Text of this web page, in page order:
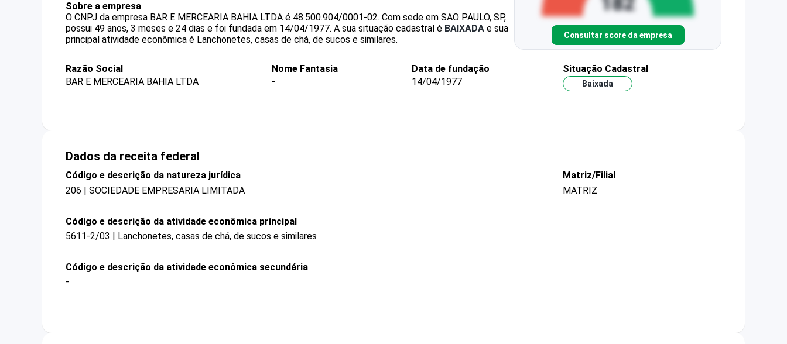
Sobre a empresa
O CNPJ da empresa BAR E MERCEARIA BAHIA LTDA é 48.500.904/0001-02. Com sede em SAO PAULO, SP,
possui 49 anos, 3 meses e 24 dias e foi fundada em 14/04/1977. A sua situação cadastral é BAIXADA e sua
principal atividade econômica é Lanchonetes, casas de chá, de sucos e similares.
Consultar score da empresa
Razão Social
BAR E MERCEARIA BAHIA LTDA
Nome Fantasia
-
Data de fundação
14/04/1977
Situação Cadastral
Baixada
Dados da receita federal
Código e descrição da natureza jurídica
206 | SOCIEDADE EMPRESARIA LIMITADA
Matriz/Filial
MATRIZ
Código e descrição da atividade econômica principal
5611-2/03 | Lanchonetes, casas de chá, de sucos e similares
Código e descrição da atividade econômica secundária
-